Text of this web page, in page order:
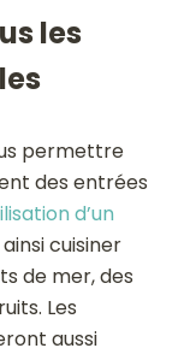
les
permettre
des entrées
d’un
cuisiner
de mer, des
Les
aussi